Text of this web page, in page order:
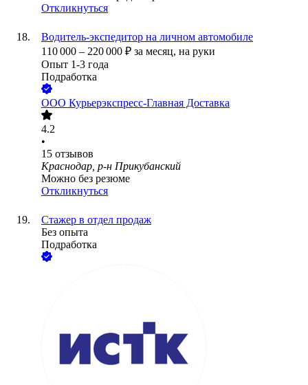
Откликнуться
Водитель-экспедитор на личном автомобиле
110 000 – 220 000 ₽ за месяц, на руки
Опыт 1-3 года
Подработка
ООО Курьерэкспресс-Главная Доставка
4.2
•
15 отзывов
Краснодар, р-н Прикубанский
Можно без резюме
Откликнуться
Стажер в отдел продаж
Без опыта
Подработка